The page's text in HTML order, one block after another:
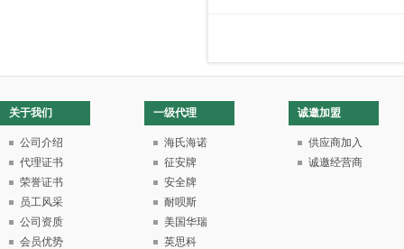
关于我们
公司介绍
代理证书
荣誉证书
员工风采
公司资质
会员优势
一级代理
海氏海诺
征安牌
安全牌
耐呗斯
美国华瑞
英思科
诚邀加盟
供应商加入
诚邀经营商